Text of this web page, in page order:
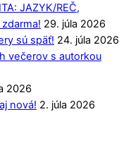
JAZYK/REČ,
29. júla 2026
sú späť! 24. júla 2026
večerov s autorkou
2026
nová! 2. júla 2026